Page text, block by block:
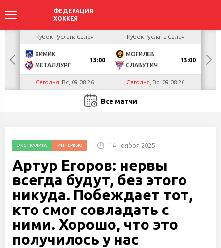
БУЛ
Кубок Руслана Салея
ХИМИК
МЕТАЛЛУРГ
13:00
Сегодня , Вс, 09.08.26
Кубок Руслана Салея
МОГИЛЕВ
СЛАВУТИЧ
13:00
Сегодня , Вс, 09.08.26
Все матчи
ЭКСТРАЛИГА ИНТЕРВЬЮ 14 ноября 2025
Артур Егоров: нервы
всегда будут, без этого
никуда. Побеждает тот,
кто смог совладать с
ними. Хорошо, что это
получилось у нас